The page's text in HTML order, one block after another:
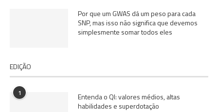
Por que um GWAS dá um peso para cada
SNP, mas isso não significa que devemos
simplesmente somar todos eles
EDIÇÃO
1
Entenda o QI: valores médios, altas
habilidades e superdotação